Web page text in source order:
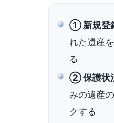
① 新規登
れた遺産
る
② 保護状
みの遺産
クする